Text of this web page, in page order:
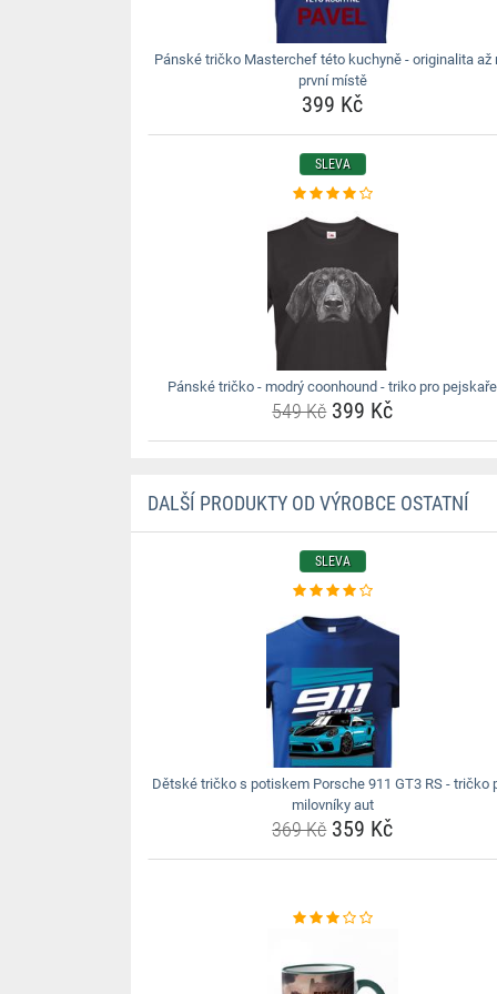
Pánské tričko Masterchef této kuchyně - originalita až
první místě
399 Kč
SLEVA
Pánské tričko - modrý coonhound - triko pro pejskaře
549 Kč399 Kč
DALŠÍ PRODUKTY OD VÝROBCE OSTATNÍ
SLEVA
Dětské tričko s potiskem Porsche 911 GT3 RS - tričko
milovníky aut
369 Kč359 Kč